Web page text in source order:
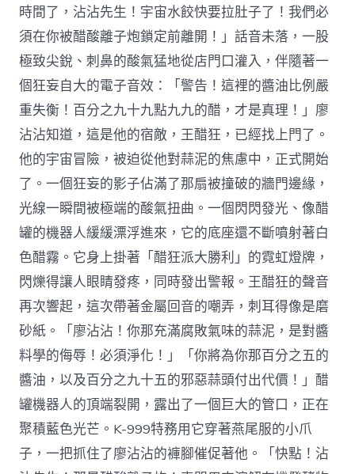
時間了，沾沾先生！宇宙水餃快要拉肚子了！我們必
須在你被醋酸離子炮鎖定前離開！」話音未落，一股
極致尖銳、刺鼻的酸氣猛地從店門口灌入，伴隨著一
個狂妄自大的電子音效：「警告！這裡的醬油比例嚴
重失衡！百分之九十九點九九的醋，才是真理！」廖
沾沾知道，這是他的宿敵，王醋狂，已經找上門了。
他的宇宙冒險，被迫從他對蒜泥的焦慮中，正式開始
了。一個狂妄的影子佔滿了那扇被撞破的牆門邊緣，
光線一瞬間被極端的酸氣扭曲。一個閃閃發光、像醋
罐的機器人緩緩漂浮進來，它的底座還不斷噴射著白
色醋霧。它身上掛著「醋狂派大勝利」的霓虹燈牌，
閃爍得讓人眼睛發疼，同時發出警報。王醋狂的聲音
再次響起，這次帶著金屬回音的嘲弄，刺耳得像是磨
砂紙。「廖沾沾！你那充滿腐敗氣味的蒜泥，是對醬
料學的侮辱！必須淨化！」「你將為你那百分之五的
醬油，以及百分之九十五的邪惡蒜頭付出代價！」醋
罐機器人的頂端裂開，露出了一個巨大的管口，正在
聚積藍色光芒。K-999特務用它穿著燕尾服的小爪
子，一把抓住了廖沾沾的褲腳催促著他。「快點！沾